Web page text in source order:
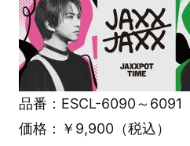
品番：ESCL-6090～6091
価格：￥9,900（税込）